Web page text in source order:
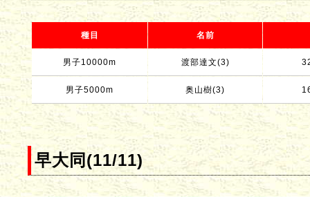
種目 名前
男子10000m 渡部達文(3)
男子5000m 奥山樹(3)
早大同(11/11)